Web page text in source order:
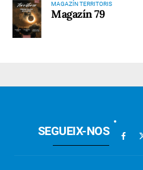
MAGAZÍN TERRITORIS
Magazín 79
SEGUEIX-NOS